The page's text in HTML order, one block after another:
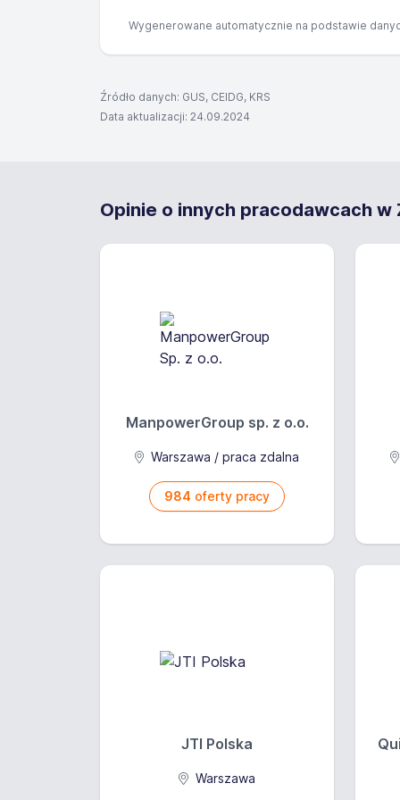
Wygenerowane automatycznie na podstawie
Źródło danych: GUS, CEIDG, KRS
Data aktualizacji: 24.09.2024
Opinie o innych pracodawcach w
ManpowerGroup sp. z o.o.
Warszawa / praca zdalna
984 oferty pracy
JTI Polska
Warszawa